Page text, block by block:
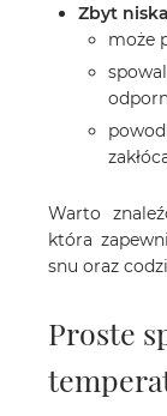
Zbyt
może
Warto
która
snu oraz
Proste